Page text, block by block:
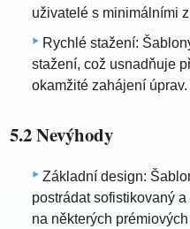
uživatelé s minimálními
Rychlé stažení:
stažení, což usnadňuje
okamžité zahájení úprav.
5.2 Nevýhody
Základní design:
postrádat sofistikovaný
na některých